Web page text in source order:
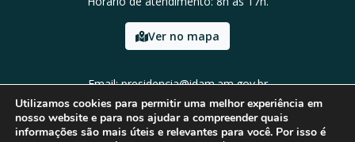
Ver no mapa
Email: presidencia@idam.am.gov.br
Tel: (92) 98452-9911
Utilizamos cookies para permitir uma melhor experiência em
nosso website e para nos ajudar a compreender quais
informações são mais úteis e relevantes para você. Por isso é